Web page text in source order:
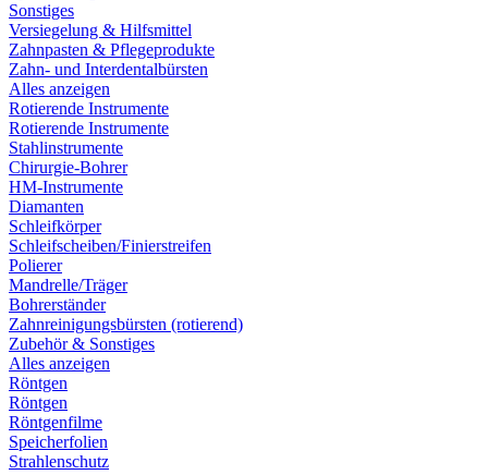
Sonstiges
Versiegelung & Hilfsmittel
Zahnpasten & Pflegeprodukte
Zahn- und Interdentalbürsten
Alles anzeigen
Rotierende Instrumente
Rotierende Instrumente
Stahlinstrumente
Chirurgie-Bohrer
HM-Instrumente
Diamanten
Schleifkörper
Schleifscheiben/Finierstreifen
Polierer
Mandrelle/Träger
Bohrerständer
Zahnreinigungsbürsten (rotierend)
Zubehör & Sonstiges
Alles anzeigen
Röntgen
Röntgen
Röntgenfilme
Speicherfolien
Strahlenschutz